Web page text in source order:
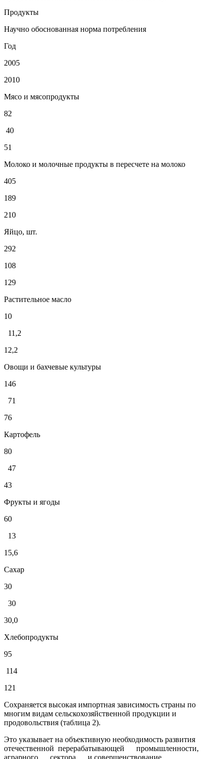
Продукты
Научно обоснованная норма потребления
Год
2005
2010
Мясо и мясопродукты
82
40
51
Молоко и молочные продукты в пересчете на молоко
405
189
210
Яйцо, шт.
292
108
129
Растительное масло
10
11,2
12,2
Овощи и бахчевые культуры
146
71
76
Картофель
80
47
43
Фрукты и ягоды
60
13
15,6
Сахар
30
30
30,0
Хлебопродукты
95
114
121
Сохраняется высокая импортная зависимость страны по
многим видам сельскохозяйственной продукции и
продовольствия (таблица 2).
Это указывает на объективную необходимость развития
отечественной перерабатывающей промышленности,
аграрного сектора и совершенствование